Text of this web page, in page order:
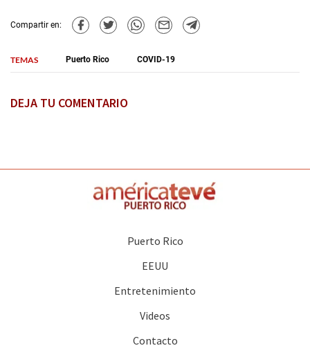
Compartir en:
TEMAS Puerto Rico COVID-19
DEJA TU COMENTARIO
Puerto Rico
EEUU
Entretenimiento
Videos
Contacto